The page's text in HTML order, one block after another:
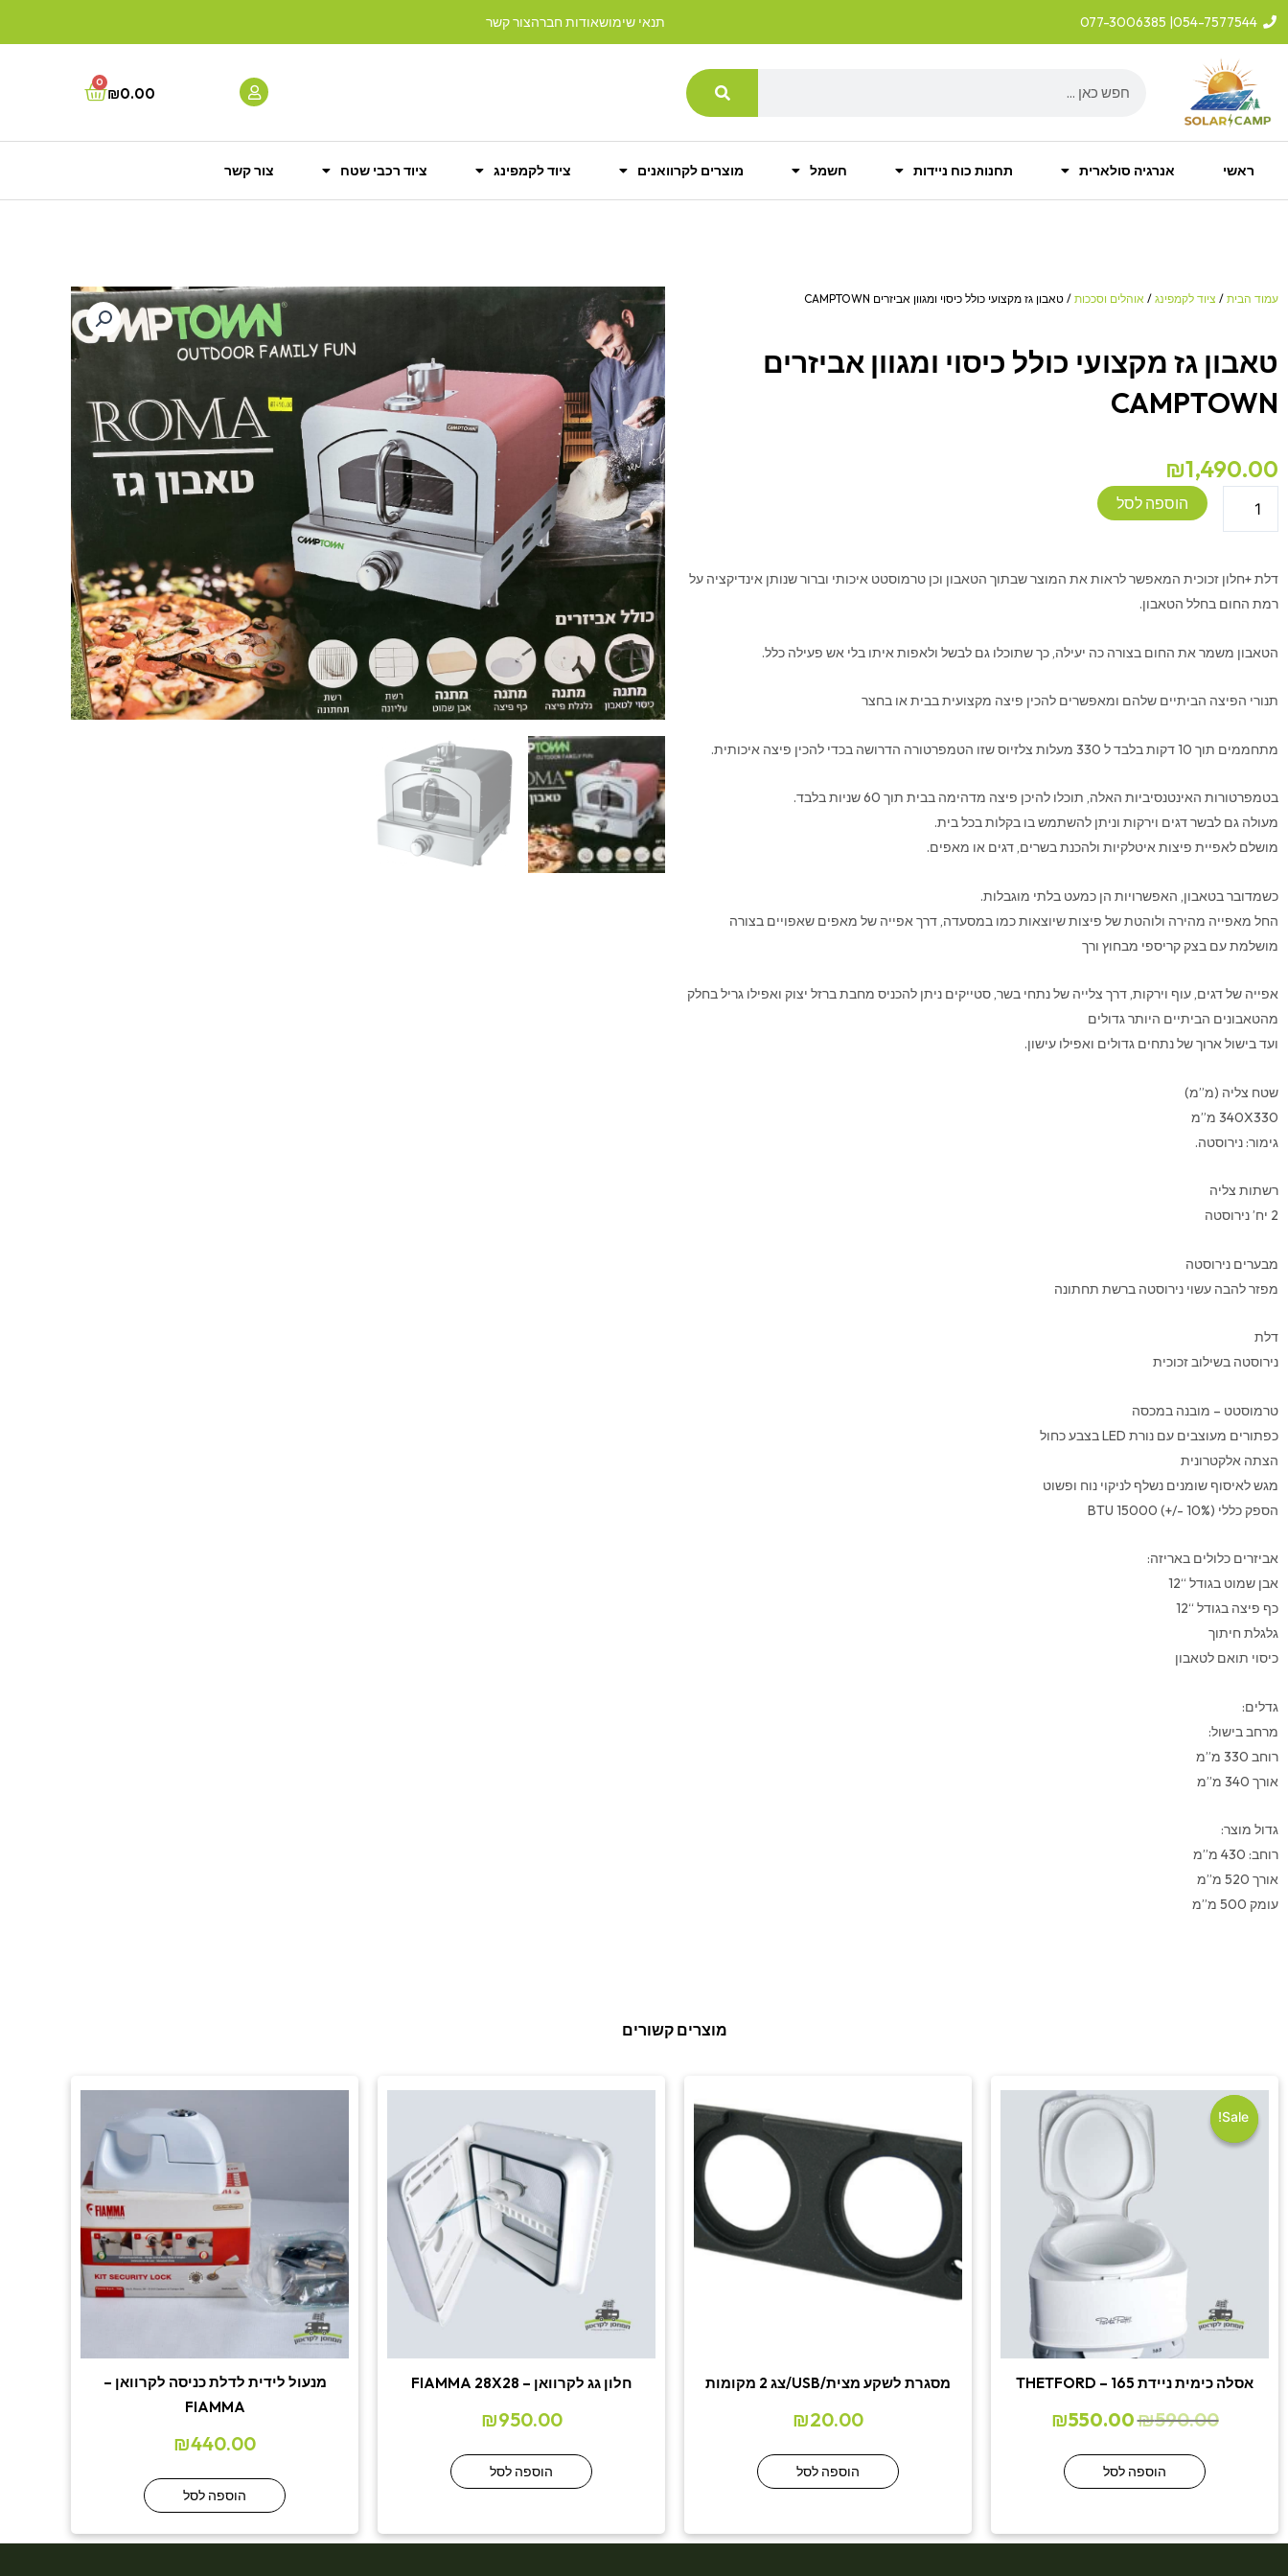
דילוג
054-7577544
| 077-3006385 תנאי שימושאודות חברהצור קשר
₪0.00
0
Cart
ראשי אנרגיה סולארית תחנות כוח ניידות חשמל מוצרים לקרוואנים ציוד לקמפינג ציוד רכבי שטח צור קשר
עמוד הבית / ציוד לקמפינג / אוהלים וסככות / טאבון גז מקצועי כולל כיסוי ומגוון אביזרים CAMPTOWN
טאבון גז מקצועי כולל כיסוי ומגוון אביזרים
CAMPTOWN
₪1,490.00
גז
מקצועי
כיסוי
אביזרים
הוספה לסל
דלת +חלון זכוכית המאפשר לראות את המוצר שבתוך הטאבון וכן טרמוסטט איכותי וברור שנותן אינדיקציה על
רמת החום בחלל הטאבון.
הטאבון משמר את החום בצורה כה יעילה, כך שתוכלו גם לבשל ולאפות איתו בלי אש פעילה כלל.
תנורי הפיצה הביתיים שלהם ומאפשרים להכין פיצה מקצועית בבית או בחצר
מתחממים תוך 10 דקות בלבד ל 330 מעלות צלזיוס שזו הטמפרטורה הדרושה בכדי להכין פיצה איכותית.
בטמפרטורות האינטנסיביות האלה, תוכלו להיכן פיצה מדהימה בבית תוך 60 שניות בלבד.
מעולה גם לבשר דגים וירקות וניתן להשתמש בו בקלות בכל בית.
מושלם לאפיית פיצות איטלקיות ולהכנת בשרים, דגים או מאפים.
כשמדובר בטאבון, האפשרויות הן כמעט בלתי מוגבלות.
החל מאפייה מהירה ולוהטת של פיצות שיוצאות כמו במסעדה, דרך אפייה של מאפים שאפויים בצורה
מושלמת עם בצק קריספי מבחוץ ורך
אפייה של דגים, עוף וירקות, דרך צלייה של נתחי בשר, סטייקים ניתן להכניס מחבת ברזל יצוק ואפילו גריל בחלק
מהטאבונים הביתיים היותר גדולים
ועד בישול ארוך של נתחים גדולים ואפילו עישון.
שטח צליה (מ”מ)
340X330 מ”מ
גימור: נירוסטה.
רשתות צליה
2 יח’ נירוסטה
מבערים נירוסטה
מפזר להבה עשוי נירוסטה ברשת תחתונה
דלת
נירוסטה בשילוב זכוכית
טרמוסטט – מובנה במכסה
כפתורים מעוצבים עם נורת LED בצבע כחול
הצתה אלקטרונית
מגש לאיסוף שומנים נשלף לניקוי נוח ופשוט
הספק כללי (10% -/+) 15000 BTU
אביזרים כלולים באריזה:
אבן שמוט בגודל “12
כף פיצה בגודל “12
גלגלת חיתוך
כיסוי תואם לטאבון
גדלים:
מרחב בישול:
רוחב 330 מ”מ
אורך 340 מ”מ
גדול מוצר:
רוחב: 430 מ”מ
אורך 520 מ”מ
עומק 500 מ”מ
מוצרים קשורים
Sale!
Sale!
אסלה כימית ניידת THETFORD – 165
₪590.00
המקורי
היה:
₪590.00.
₪550.00
הנוכחי
הוא:
₪550.00.
הוספה לסל
מסגרת לשקע מצית/USB/צג 2 מקומות
₪20.00
הוספה לסל
חלון גג לקרוואן – FIAMMA 28X28
₪950.00
הוספה לסל
מנעול לידית לדלת כניסה לקרוואן –
FIAMMA
₪440.00
הוספה לסל